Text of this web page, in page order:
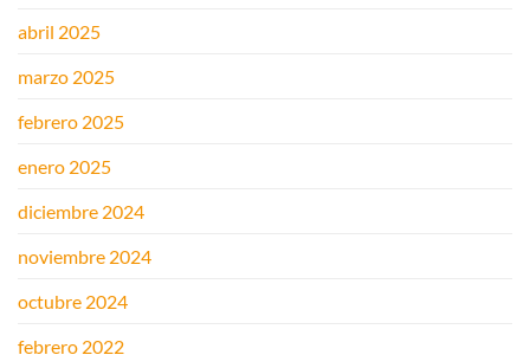
abril 2025
marzo 2025
febrero 2025
enero 2025
diciembre 2024
noviembre 2024
octubre 2024
febrero 2022